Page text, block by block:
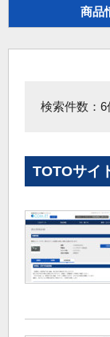
商品
検索件数：6
TOTOサイ